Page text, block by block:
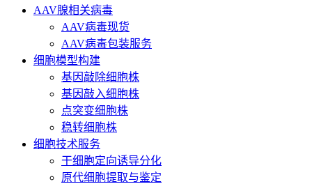
AAV腺相关病毒
AAV病毒现货
AAV病毒包装服务
细胞模型构建
基因敲除细胞株
基因敲入细胞株
点突变细胞株
稳转细胞株
细胞技术服务
干细胞定向诱导分化
原代细胞提取与鉴定